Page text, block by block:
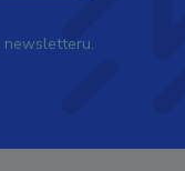
newsletteru.